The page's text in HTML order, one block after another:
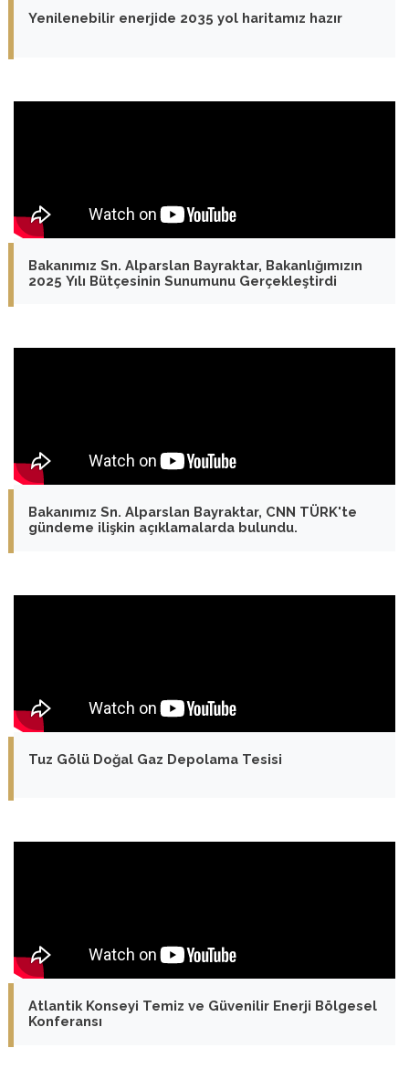
Yenilenebilir enerjide 2035 yol haritamız hazır
Bakanımız Sn. Alparslan Bayraktar, Bakanlığımızın
2025 Yılı Bütçesinin Sunumunu Gerçekleştirdi
Bakanımız Sn. Alparslan Bayraktar, CNN TÜRK'te
gündeme ilişkin açıklamalarda bulundu.
Tuz Gölü Doğal Gaz Depolama Tesisi
Atlantik Konseyi Temiz ve Güvenilir Enerji Bölgesel
Konferansı